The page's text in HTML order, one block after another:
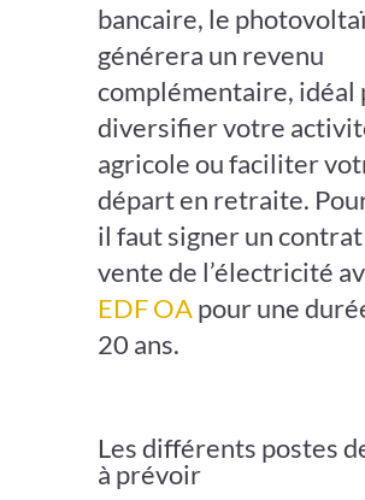
bancaire, le
générera un revenu
complémentaire, idéal
diversifier votre
agricole ou faciliter
départ en retraite.
il faut signer un
vente de l’électricité
EDF OApour une
20 ans.
Les différents postes
à prévoir